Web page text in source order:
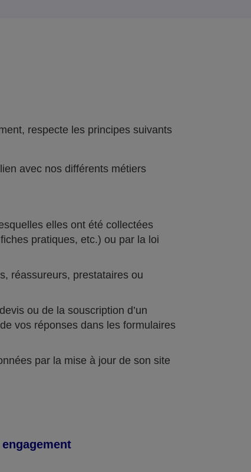
respecte les principes suivants
avec nos différents métiers
elles ont été collectées
pratiques, etc.) ou par la loi
réassureurs, prestataires ou
ou de la souscription d’un
vos réponses dans les formulaires
par la mise à jour de son site